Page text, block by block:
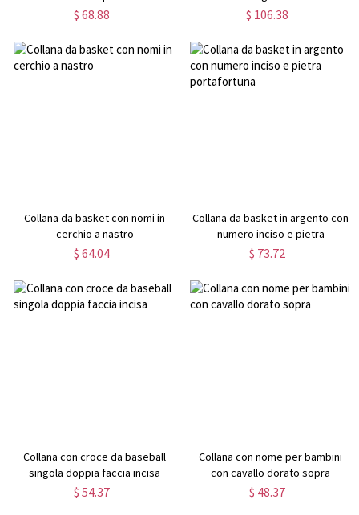
argento
$ 68.88 $ 106.38
Collana da basket con nomi in
cerchio a nastro
$ 64.04
Collana da basket in argento con
numero inciso e pietra
portafortuna
$ 73.72
Collana con croce da baseball
singola doppia faccia incisa
$ 54.37
Collana con nome per bambini
con cavallo dorato sopra
$ 48.37